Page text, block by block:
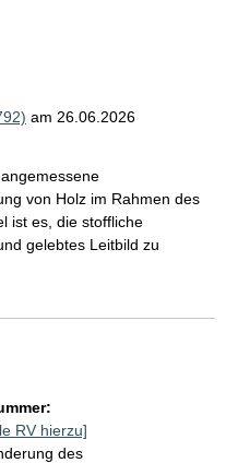
am 26.06.2026
von Holz im Rahmen des
ist es, die stoffliche
gelebtes Leitbild zu
RV hierzu]
des